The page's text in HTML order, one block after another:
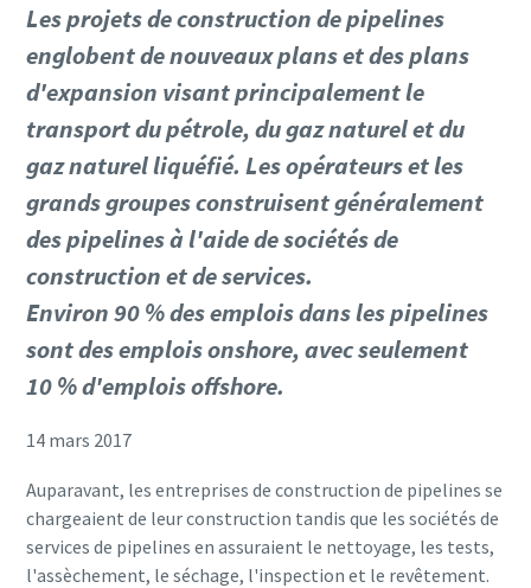
Les projets de construction de pipelines
englobent de nouveaux plans et des plans
d'expansion visant principalement le
transport du pétrole, du gaz naturel et du
gaz naturel liquéfié. Les opérateurs et les
grands groupes construisent généralement
des pipelines à l'aide de sociétés de
construction et de services.
Environ 90 % des emplois dans les pipelines
sont des emplois onshore, avec seulement
10 % d'emplois offshore.
14 mars 2017
Auparavant, les entreprises de construction de pipelines se
chargeaient de leur construction tandis que les sociétés de
services de pipelines en assuraient le nettoyage, les tests,
l'assèchement, le séchage, l'inspection et le revêtement.